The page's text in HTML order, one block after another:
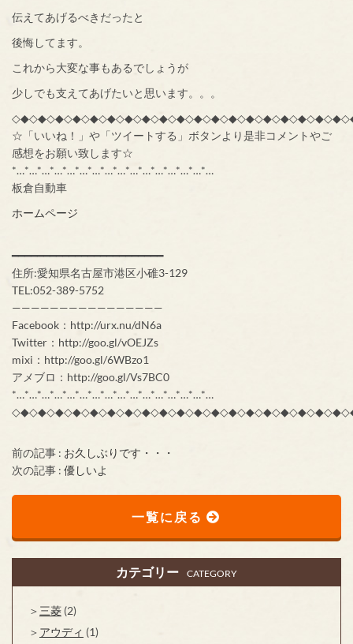
伝えてあげるべきだったと
後悔してます。
これから大変な事もあるでしょうが
少しでも支えてあげたいと思います。。。
☆「いいね！」や「ツイートする」ボタンより是非コメントやご
感想をお願い致します☆
*…*…*…*…*…*…*…*…*…*…*…*…*…*…*…*…
板倉自動車
ホームページ
━━━━━━━━━━━━━━━━━━━━━━━━
住所:愛知県名古屋市港区小碓3-129
TEL:052-389-5752
————————————————
Facebook：http://urx.nu/dN6a
Twitter：http://goo.gl/vOEJZs
mixi：http://goo.gl/6WBzo1
アメブロ：http://goo.gl/Vs7BC0
*…*…*…*…*…*…*…*…*…*…*…*…*…*…*…*…
前の記事 : お久しぶりです・・・
次の記事 : 優しいよ
一覧に戻る
カテゴリー CATEGORY
三菱 (2)
アウディ (1)